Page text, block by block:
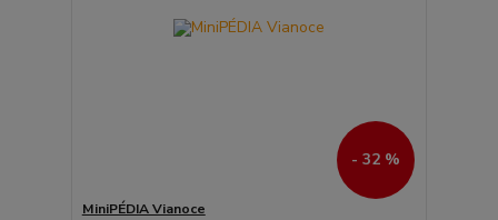
- 32 %
MiniPÉDIA Vianoce